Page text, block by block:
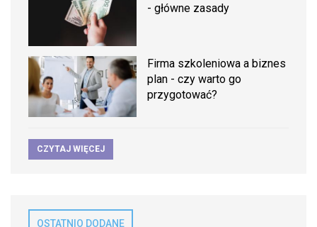
- główne zasady
Firma szkoleniowa a biznes
plan - czy warto go
przygotować?
CZYTAJ WIĘCEJ
OSTATNIO DODANE